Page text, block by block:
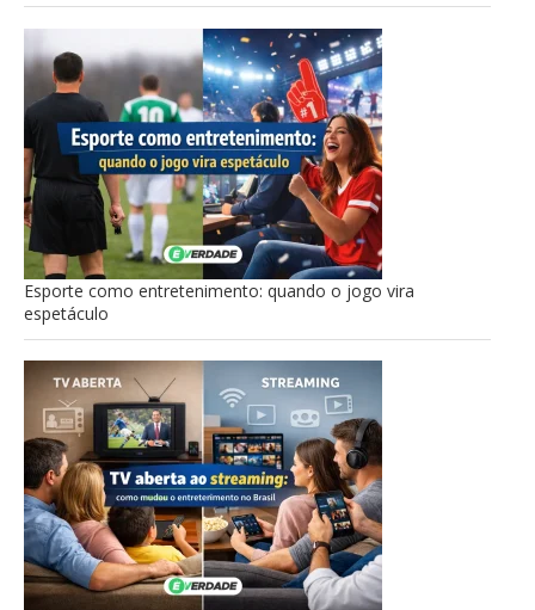
Esporte como entretenimento: quando o jogo vira
espetáculo